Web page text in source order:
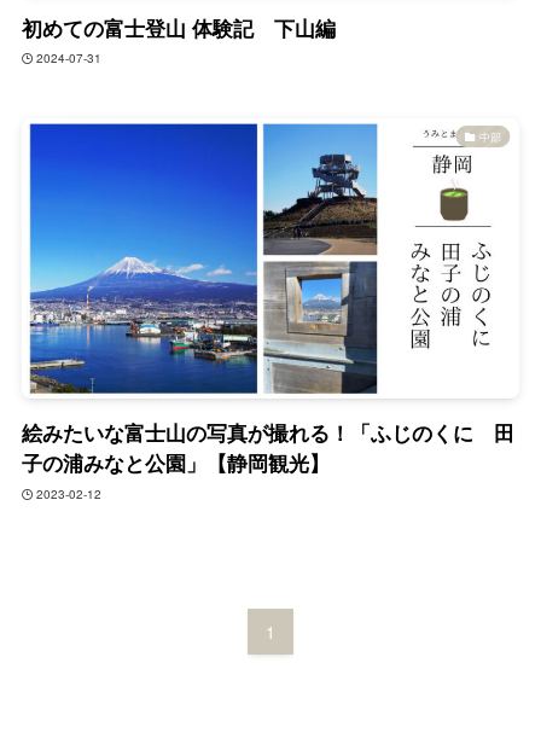
初めての富士登山 体験記 下山編
2024-07-31
中部
絵みたいな富士山の写真が撮れる！「ふじのくに 田
子の浦みなと公園」【静岡観光】
2023-02-12
1